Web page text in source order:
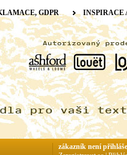
GDPR INSPIRACE
zákazník není